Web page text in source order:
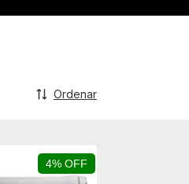
Ordenar
4% OFF